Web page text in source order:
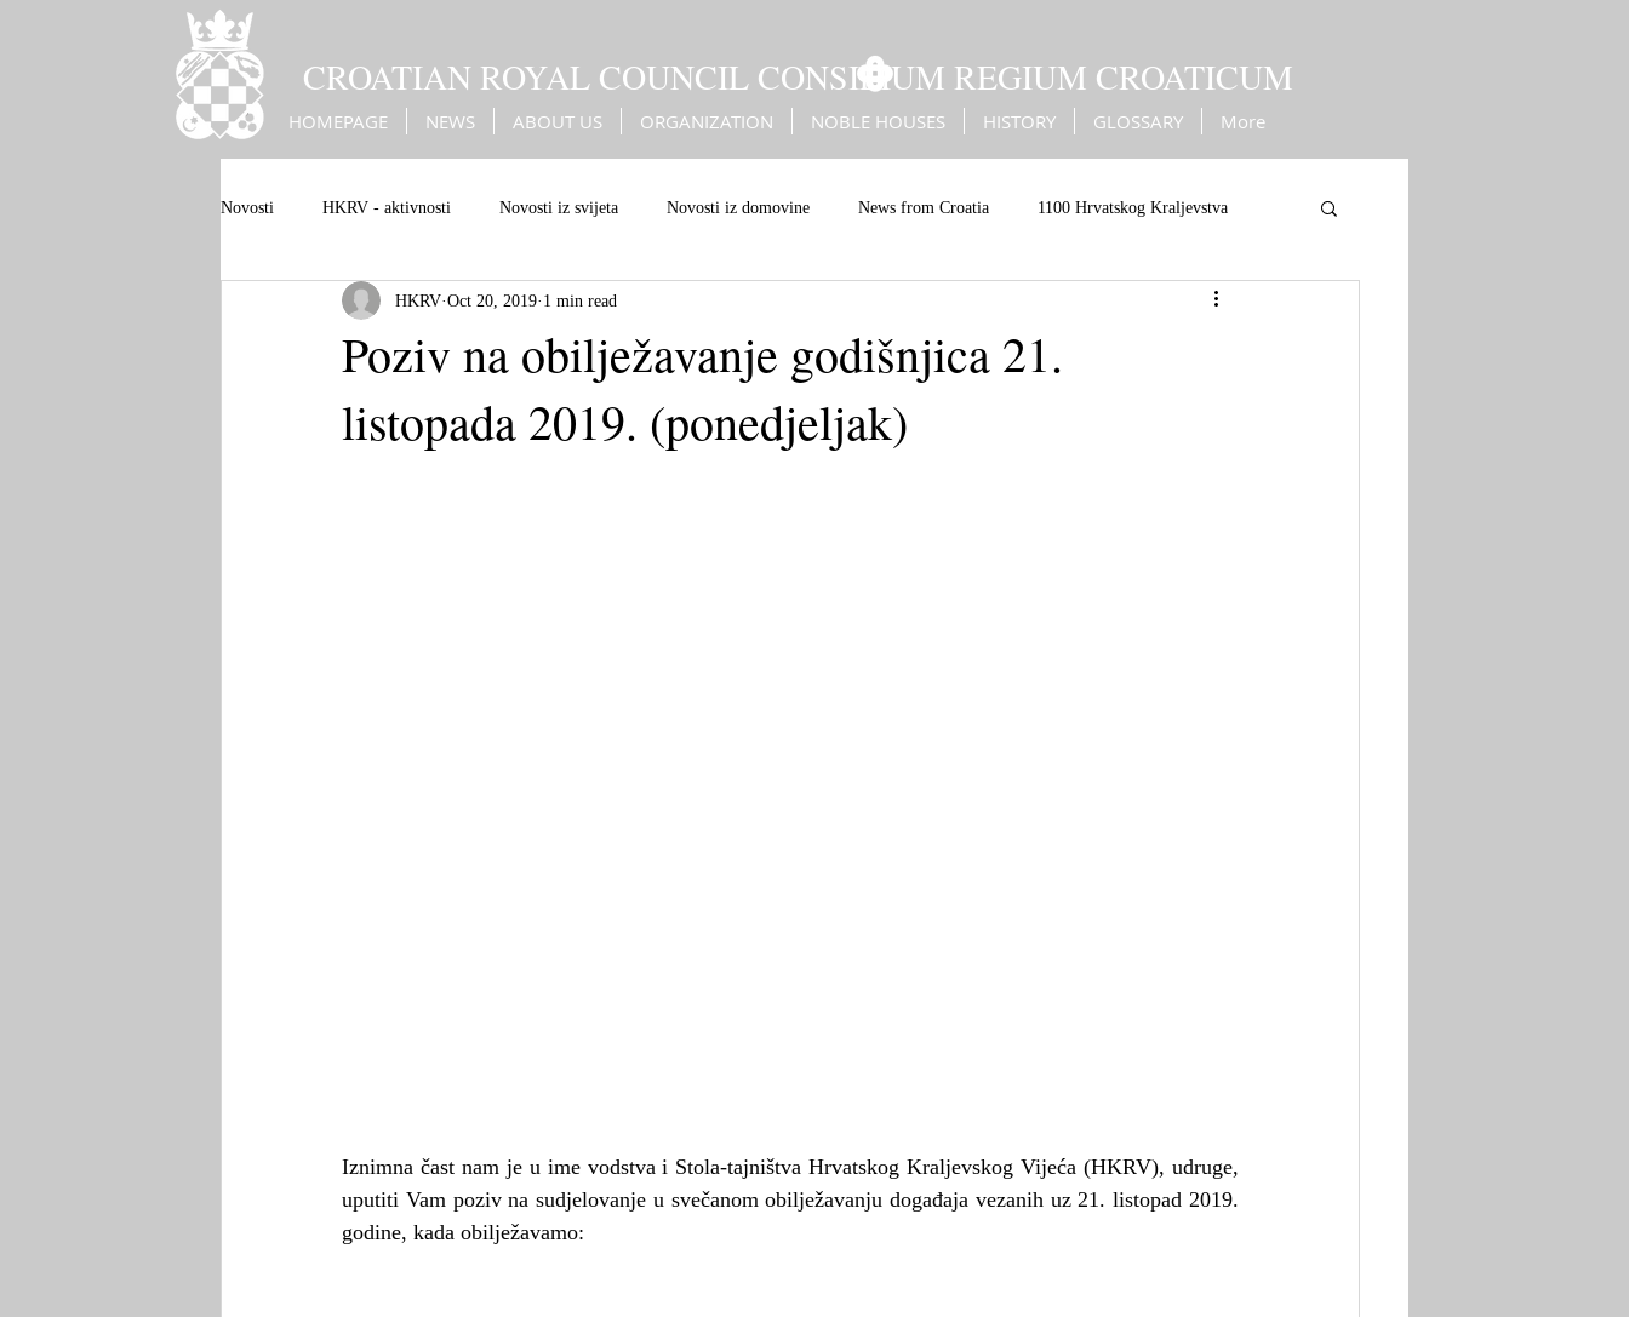
CROATIAN ROYAL COUNCIL CONSILIUM REGIUM CROATICUM
HOMEPAGE NEWS ABOUT US ORGANIZATION NOBLE HOUSES HISTORY GLOSSARY More
Novosti HKRV - aktivnosti Novosti iz svijeta Novosti iz domovine News from Croatia 1100 Hrvatskog Kraljevstva
Bleiburg genocide Bleiburg Battle of Sisak War against Turks
Poziv na obilježavanje godišnjica 21.
listopada 2019. (ponedjeljak)
HKRV Oct 20, 2019 1 min read
Iznimna čast nam je u ime vodstva i Stola-tajništva Hrvatskog Kraljevskog Vijeća (HKRV), udruge,
uputiti Vam poziv na sudjelovanje u svečanom obilježavanju događaja vezanih uz 21. listopad 2019.
godine, kada obilježavamo: